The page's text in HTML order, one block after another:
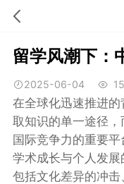
留学风潮下：
2025-06-04
在全球化迅速推进
取知识的单一途径
国际竞争力的重要
学术成长与个人发展
包括文化差异的冲